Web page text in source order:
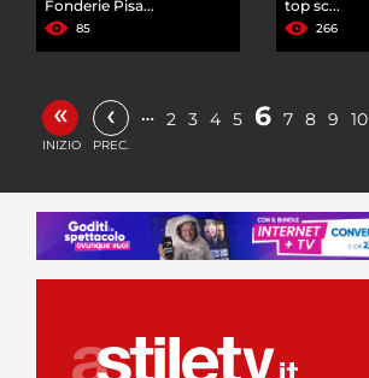
Fonderie Pisa...
85
top sc...
266
«
INIZIO
‹
PREC.
… 2 3 4 5 6 7 8 9 10